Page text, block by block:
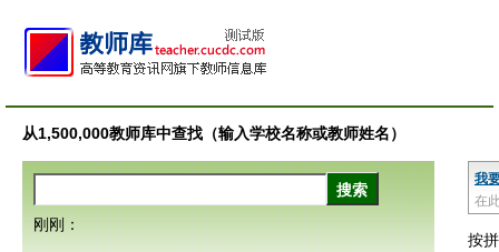
从1,500,000教师库中查找（输入学校名称或教师姓名）
我
在
按
刚刚：